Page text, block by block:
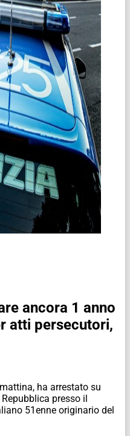
ancora 1 anno
atti persecutori,
ha arrestato su
presso il
51enne originario del